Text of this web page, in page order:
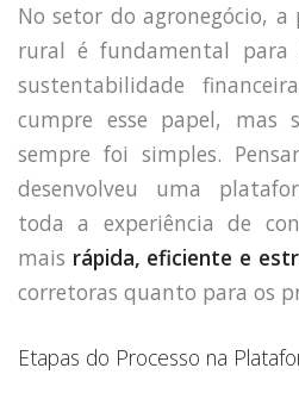
No setor do agronegócio,
rural é fundamental para
sustentabilidade
cumpre esse papel, mas
sempre foi simples.
desenvolveu uma
toda a experiência de
mais rápida, eficiente e
corretoras quanto para os
Etapas do Processo na